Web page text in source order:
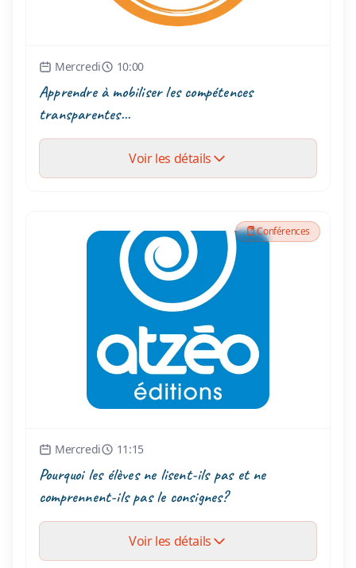
Mercredi 10:00
Apprendre à mobiliser les compétences
transparentes...
Voir les détails
Conférences
Mercredi 11:15
Pourquoi les élèves ne lisent-ils pas et ne
comprennent-ils pas le consignes?
Voir les détails